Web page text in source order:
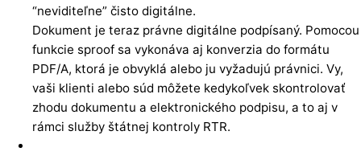
“neviditeľne” čisto digitálne.
Dokument je teraz právne digitálne podpísaný. Pomocou
funkcie sproof sa vykonáva aj konverzia do formátu
PDF/A, ktorá je obvyklá alebo ju vyžadujú právnici. Vy,
vaši klienti alebo súd môžete kedykoľvek skontrolovať
zhodu dokumentu a elektronického podpisu, a to aj v
rámci služby štátnej kontroly RTR.